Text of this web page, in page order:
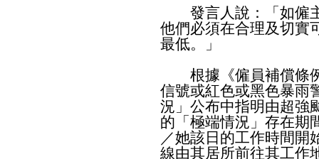
發言人說：「如僱主
他們必須在合理及切實
最低。」
根據《僱員補償條例
信號或紅色或黑色暴雨
況」公布中指明由超強
的「極端情況」存在期
／她該日的工作時間開
線由其居所前往其工作